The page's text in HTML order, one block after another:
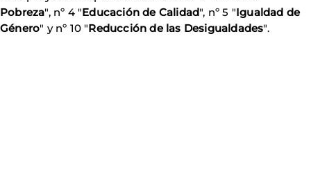
Pobreza", nº 4 "Educación de Calidad", nº 5 "Igualdad de
Género" y nº 10 "Reducción de las Desigualdades".